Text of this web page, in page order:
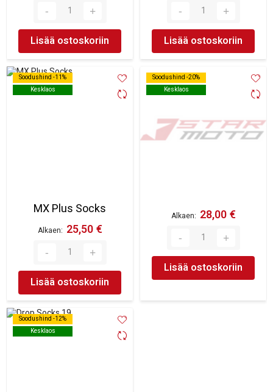
Lisää ostoskoriin Lisää ostoskoriin
Soodushind -11%
Kesklaos
Soodushind -11%
Kesklaos
MX Plus Socks
Alkaen 25,50 €
Lisää ostoskoriin
Soodushind -20%
Kesklaos
Soodushind -20%
Kesklaos
Alkaen 28,00 €
Lisää ostoskoriin
Soodushind -12%
Kesklaos
Soodushind -12%
Kesklaos